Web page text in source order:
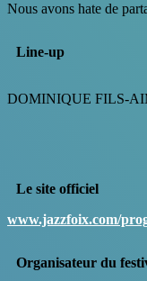
Nous avons hate de
Line-up
DOMINIQUE FILS-
Le site officiel
www.jazzfoix.com/
Organisateur du